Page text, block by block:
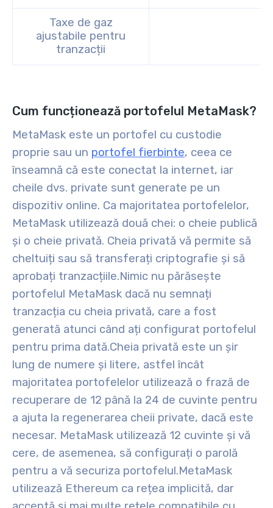
Taxe de gaz
ajustabile pentru
tranzacții
Cum funcționează portofelul MetaMask?
MetaMask este un portofel cu custodie
proprie sau un portofel fierbinte, ceea ce
înseamnă că este conectat la internet, iar
cheile dvs. private sunt generate pe un
dispozitiv online. Ca majoritatea portofelelor,
MetaMask utilizează două chei: o cheie publică
și o cheie privată. Cheia privată vă permite să
cheltuiți sau să transferați criptografie și să
aprobați tranzacțiile.Nimic nu părăsește
portofelul MetaMask dacă nu semnați
tranzacția cu cheia privată, care a fost
generată atunci când ați configurat portofelul
pentru prima dată.Cheia privată este un șir
lung de numere și litere, astfel încât
majoritatea portofelelor utilizează o frază de
recuperare de 12 până la 24 de cuvinte pentru
a ajuta la regenerarea cheii private, dacă este
necesar. MetaMask utilizează 12 cuvinte și vă
cere, de asemenea, să configurați o parolă
pentru a vă securiza portofelul.MetaMask
utilizează Ethereum ca rețea implicită, dar